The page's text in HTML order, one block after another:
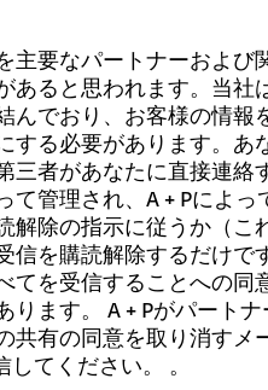
主要なパートナーおよび
あると思われます。当社
んでおり、お客様の情報
する必要があります。あ
三者があなたに直接連絡
管理され、A + Pによ
除の指示に従うか（こ
信を購読解除するだけで
を受信することへの同
ます。 A + Pがパート
有の同意を取り消すメ
てください。 。